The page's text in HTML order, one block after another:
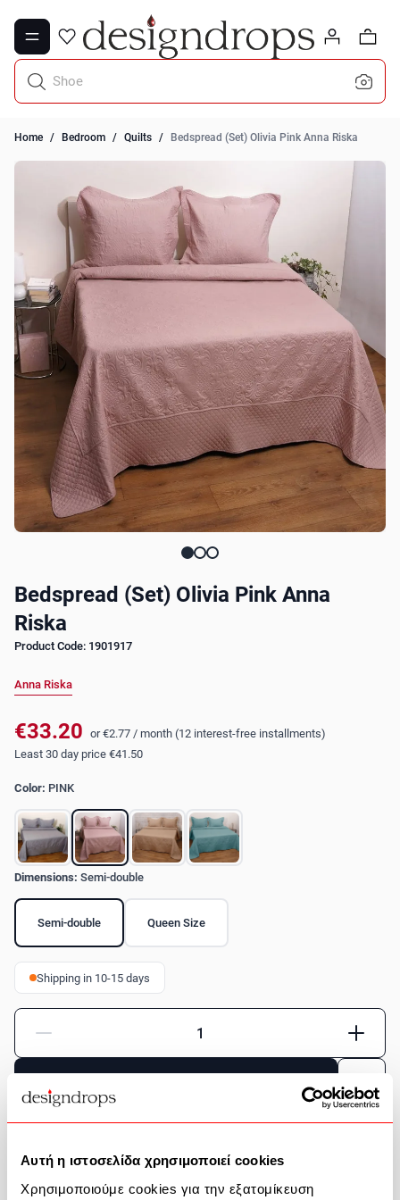
Αυτή η ιστοσελίδα χρησιμοποιεί cookies
Χρησιμοποιούμε cookies για την εξατομίκευση
Skip to Content
0
Shoe Rack
Home / Bedroom / Quilts / Bedspread (Set) Olivia Pink Anna Riska
Bedspread (Set) Olivia Pink Anna
Riska
Product Code: 1901917
Anna Riska
€33.20 or €2.77 / month (12 interest-free installments)
Least 30 day price €41.50
Color: PINK
Dimensions: Semi-double
Semi-double Queen Size
Shipping in 10-15 days
Quantity
Product Description